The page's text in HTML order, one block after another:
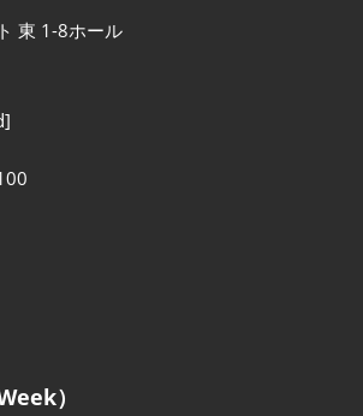
東 1-8ホール
）